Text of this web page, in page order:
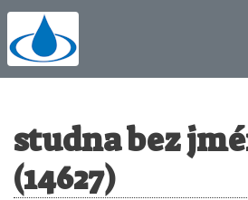
studna bez
(14627)